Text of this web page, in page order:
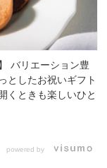
バリエーション豊
としたお祝いギフト
くときも楽しいひと
powered by